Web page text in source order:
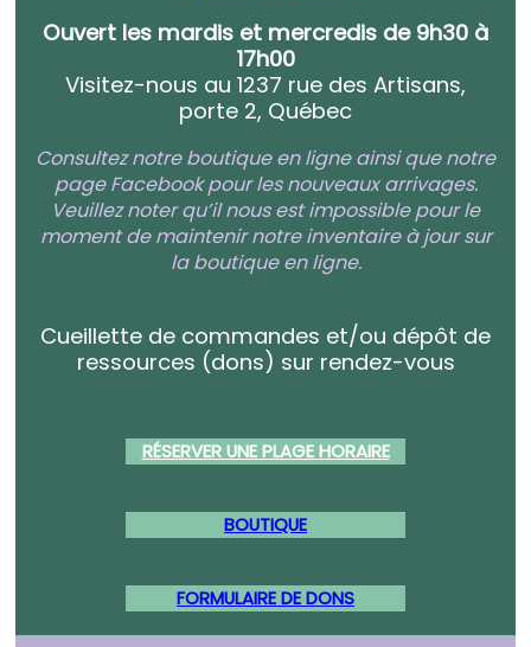
Ouvert les mardis et mercredis de 9h30 à
17h00
Visitez-nous au 1237 rue des Artisans,
porte 2, Québec
Consultez notre boutique en ligne ainsi que notre
page Facebook pour les nouveaux arrivages.
Veuillez noter qu’il nous est impossible pour le
moment de maintenir notre inventaire à jour sur
la boutique en ligne.
Cueillette de commandes et/ou dépôt de
ressources (dons) sur rendez-vous
RÉSERVER UNE PLAGE HORAIRE
BOUTIQUE
FORMULAIRE DE DONS